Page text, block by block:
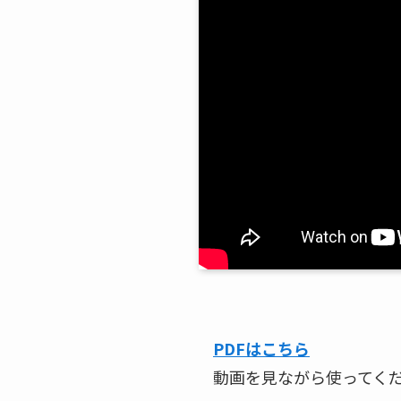
PDFはこちら
動画を見ながら使ってく